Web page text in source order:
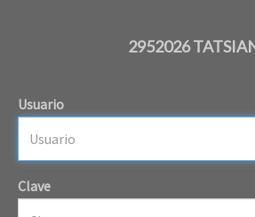
2952026
Usuario
Clave